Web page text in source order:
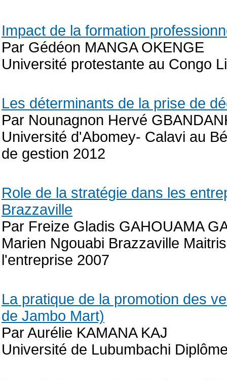
Impact de la formation
Par Gédéon MANGA OKENGE
Université protestante au Congo
Les déterminants de la prise de
Par Nounagnon Hervé
Université d'Abomey- Calavi au
de gestion 2012
Role de la stratégie dans les
Brazzaville
Par Freize Gladis GAHOUAMA
Marien Ngouabi Brazzaville
l'entreprise 2007
La pratique de la promotion des
de Jambo Mart)
Par Aurélie KAMANA KAJ
Université de Lubumbachi